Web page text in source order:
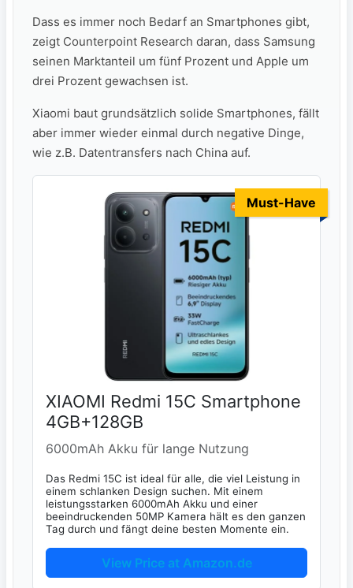
Dass es immer noch Bedarf an Smartphones gibt,
zeigt Counterpoint Research daran, dass Samsung
seinen Marktanteil um fünf Prozent und Apple um
drei Prozent gewachsen ist.
Xiaomi baut grundsätzlich solide Smartphones, fällt
aber immer wieder einmal durch negative Dinge,
wie z.B. Datentransfers nach China auf.
Must-Have
XIAOMI Redmi 15C Smartphone
4GB+128GB
6000mAh Akku für lange Nutzung
Das Redmi 15C ist ideal für alle, die viel Leistung in
einem schlanken Design suchen. Mit einem
leistungsstarken 6000mAh Akku und einer
beeindruckenden 50MP Kamera hält es den ganzen
Tag durch und fängt deine besten Momente ein.
View Price at Amazon.de